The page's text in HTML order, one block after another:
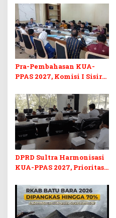
Pra-Pembahasan KUA-
PPAS 2027, Komisi I Sisir
Berkelanjutan
DPRD Sultra Harmonisasi
KUA-PPAS 2027, Prioritas
dan Pelunasan Utang
Infrastruktur